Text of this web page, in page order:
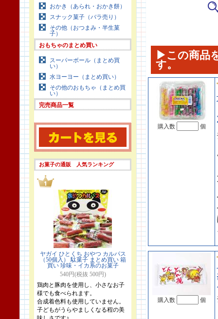
おかき（あられ・おかき餅）
スナック菓子（バラ売り）
その他（おつまみ・半生菓
子）
おもちゃのまとめ買い
スーパーボール（まとめ買
い）
水ヨーヨー（まとめ買い）
その他のおもちゃ（まとめ買
い）
完売商品一覧
お菓子の通販 人気ランキング
ヤガイ ひとくち おやつ カルパス
（50個入） 駄菓子 まとめ買い 箱
買い 珍味・イカ系のお菓子
540円(税抜 500円)
鶏肉と豚肉を使用し、小さなお子
様でも食べられます。
合成着色料も使用していません。
子どもがうらやましくなる程の美
▶この商品
す。
購入数 個
購入数 個